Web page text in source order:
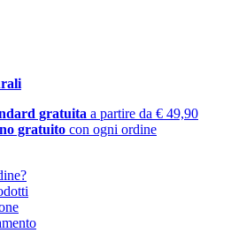
gratuita a partire da € 49,90
gratuito con ogni ordine